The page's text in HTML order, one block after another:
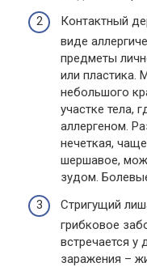
Контактный
виде
предметы
или пластика.
небольшого
участке тела,
аллергеном.
нечеткая,
шершавое,
зудом.
Стригущий
грибковое
встречается у
заражения –